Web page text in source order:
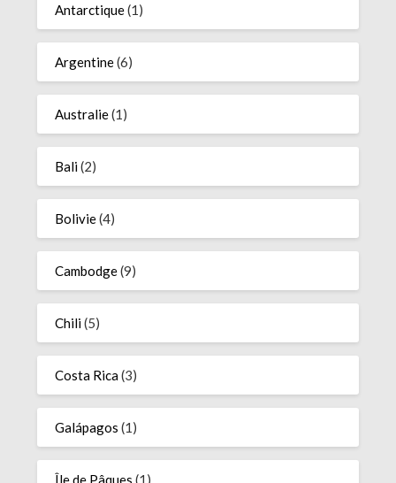
Antarctique(1)
Argentine(6)
Australie(1)
Bali(2)
Bolivie(4)
Cambodge(9)
Chili(5)
Costa Rica(3)
Galápagos (1)
Île de Pâques (1)